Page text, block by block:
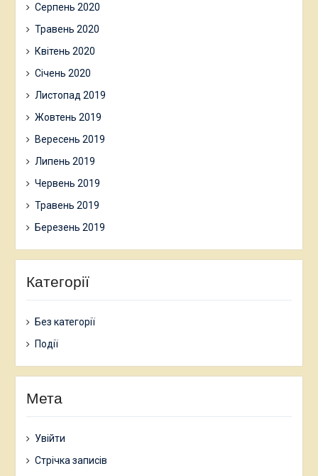
Серпень 2020
Травень 2020
Квітень 2020
Січень 2020
Листопад 2019
Жовтень 2019
Вересень 2019
Липень 2019
Червень 2019
Травень 2019
Березень 2019
Категорії
Без категорії
Події
Мета
Увійти
Стрічка записів